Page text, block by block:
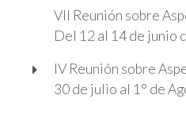
VII Reunión sobre
Del 12 al 14 de junio
IV Reunión sobre
30 de julio al 1° de